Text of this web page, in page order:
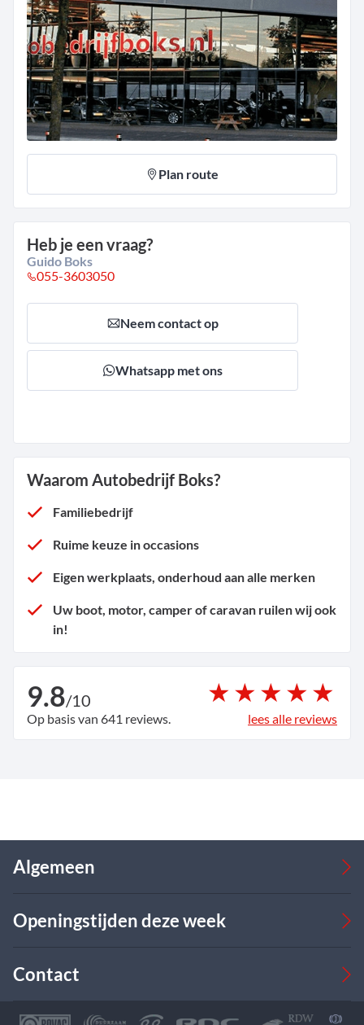
Plan route
Heb je een vraag?
Guido Boks
055-3603050
Neem contact op
Whatsapp met ons
Waarom Autobedrijf Boks?
Familiebedrijf
Ruime keuze in occasions
Eigen werkplaats, onderhoud aan alle merken
Uw boot, motor, camper of caravan ruilen wij ook
in!
9.8/10
Op basis van 641 reviews. lees alle reviews
Algemeen
Bedrijfswagens
Over ons
Openingstijden deze week
Ma
08:00 - 17:00
Contact